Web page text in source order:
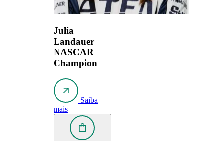
Julia
Landauer
NASCAR
Champion
Saiba
mais